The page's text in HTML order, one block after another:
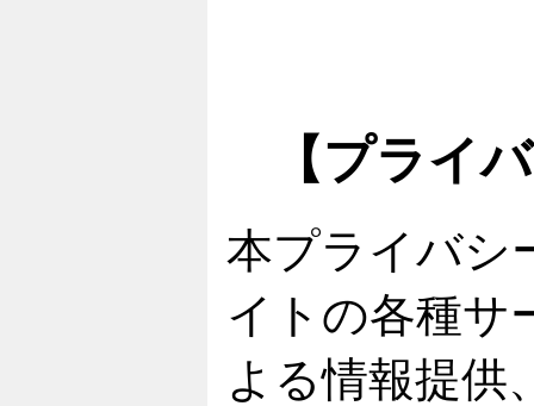
【プライ
本プライバシ
イトの各種サ
よる情報提供